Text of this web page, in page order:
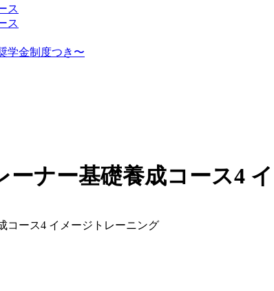
ス
ス
学金制度つき〜
ーナー基礎養成コース4
コース4 イメージトレーニング